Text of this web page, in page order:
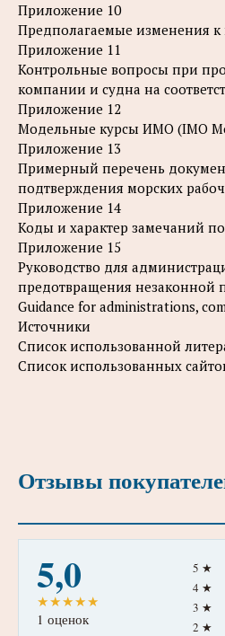
Приложение 10
Предполагаемые изменения
Приложение 11
Контрольные вопросы при
компании и судна на
Приложение 12
Модельные курсы ИМО (IMO
Приложение 13
Примерный перечень
подтверждения морских
Приложение 14
Коды и характер замечаний
Приложение 15
Руководство для
предотвращения незаконной
Guidance for administrations,
Источники
Список использованной
Список использованных
Отзывы
5,0
★★★★★
1 оценок
5 ★
4 ★
3 ★
2 ★